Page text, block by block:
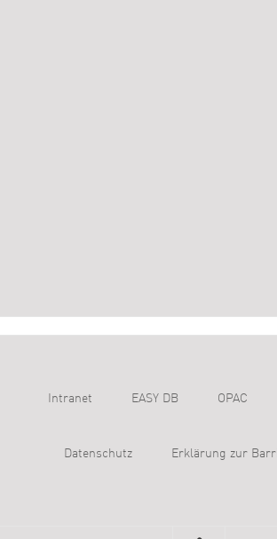
Intranet EASY DB OPAC
Datenschutz Erklärung zur